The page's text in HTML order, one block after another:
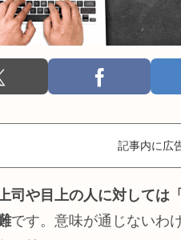
記事内に広
上司や目上の人に対して
です。意味が通じないわ